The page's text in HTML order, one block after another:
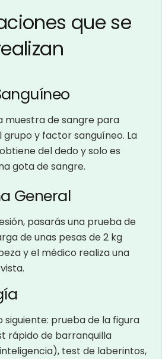
que se
muestra de sangre para
y factor sanguíneo. La
del dedo y solo es
gota de sangre.
General
pasarás una prueba de
de unas pesas de 2 kg
y el médico realiza una
siguiente: prueba de la figura
rápido de barranquilla
test de laberintos,